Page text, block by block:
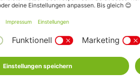
der Experte
Stücken am gesündesten, so
der Früchte nicht zu verändern.
oder einem Smoothie verwerten.
Booster ist.